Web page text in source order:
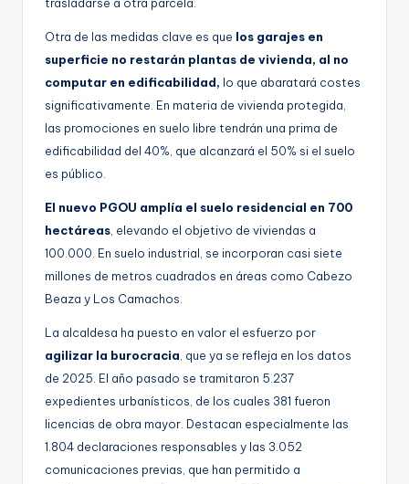
trasladarse a otra parcela.
Otra de las medidas clave es que los garajes en
superficie no restarán plantas de vivienda, al no
computar en edificabilidad, lo que abaratará costes
significativamente. En materia de vivienda protegida,
las promociones en suelo libre tendrán una prima de
edificabilidad del 40%, que alcanzará el 50% si el suelo
es público.
El nuevo PGOU amplía el suelo residencial en 700
hectáreas, elevando el objetivo de viviendas a
100.000. En suelo industrial, se incorporan casi siete
millones de metros cuadrados en áreas como Cabezo
Beaza y Los Camachos.
La alcaldesa ha puesto en valor el esfuerzo por
agilizar la burocracia, que ya se refleja en los datos
de 2025. El año pasado se tramitaron 5.237
expedientes urbanísticos, de los cuales 381 fueron
licencias de obra mayor. Destacan especialmente las
1.804 declaraciones responsables y las 3.052
comunicaciones previas, que han permitido a